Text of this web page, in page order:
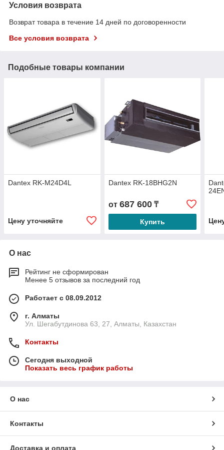
Условия возврата
Возврат товара в течение 14 дней по договоренности
Все условия возврата
Подобные товары компании
Dantex RK-M24D4L
Цену уточняйте
Dantex RK-18BHG2N
от 687 600₸
Купить
О нас
Рейтинг не сформирован
Менее 5 отзывов за последний год
Работает с 08.09.2012
г. Алматы
Ул. Шегабутдинова 63, 27, Алматы, Казахстан
Контакты
Сегодня выходной
Показать весь график работы
О нас
Контакты
Доставка и оплата